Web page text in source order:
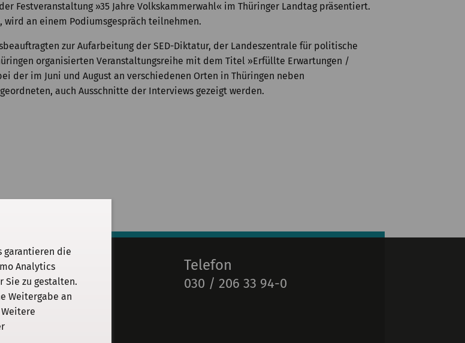
Festveranstaltung »35 Jahre Volkskammerwahl« im Thüringer Landtag präsentiert.
an einem Podiumsgespräch teilnehmen.
zur Aufarbeitung der SED-Diktatur, der Landeszentrale für politische
organisierten Veranstaltungsreihe mit dem Titel »Erfüllte Erwartungen /
der im Juni und August an verschiedenen Orten in Thüringen neben
auch Ausschnitte der Interviews gezeigt werden.
E-Mail
info@kgparl.de
Telefon
030 / 206 33 94-0
garantieren die
Analytics
Sie zu gestalten.
Weitergabe an